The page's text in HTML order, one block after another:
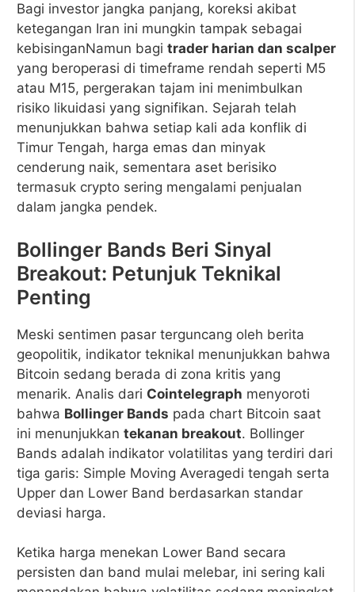
Bagi investor jangka panjang, koreksi akibat
ketegangan Iran ini mungkin tampak sebagai
kebisinganNamun bagi trader harian dan scalper
yang beroperasi di timeframe rendah seperti M5
atau M15, pergerakan tajam ini menimbulkan
risiko likuidasi yang signifikan. Sejarah telah
menunjukkan bahwa setiap kali ada konflik di
Timur Tengah, harga emas dan minyak
cenderung naik, sementara aset berisiko
termasuk crypto sering mengalami penjualan
dalam jangka pendek.
Bollinger Bands Beri Sinyal
Breakout: Petunjuk Teknikal
Penting
Meski sentimen pasar terguncang oleh berita
geopolitik, indikator teknikal menunjukkan bahwa
Bitcoin sedang berada di zona kritis yang
menarik. Analis dari Cointelegraph menyoroti
bahwa Bollinger Bands pada chart Bitcoin saat
ini menunjukkan tekanan breakout. Bollinger
Bands adalah indikator volatilitas yang terdiri dari
tiga garis: Simple Moving Averagedi tengah serta
Upper dan Lower Band berdasarkan standar
deviasi harga.
Ketika harga menekan Lower Band secara
persisten dan band mulai melebar, ini sering kali